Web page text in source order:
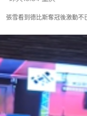
張雪看到德比斯奪冠後激動不